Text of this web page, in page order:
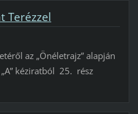
Terézzel
az „Önéletrajz” alapján
kéziratból 25. rész